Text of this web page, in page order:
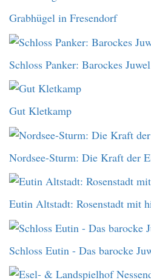
Grabhügel in Fresendorf
Schloss Panker: Barockes
Gut Kletkamp
Nordsee-Sturm: Die Kraft der
Eutin Altstadt: Rosenstadt mit
Schloss Eutin - Das barocke